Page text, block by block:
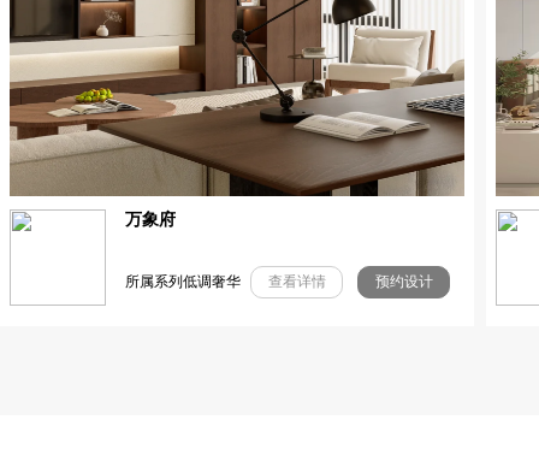
万象府
所属系列低调奢华 查看详情 预约设计